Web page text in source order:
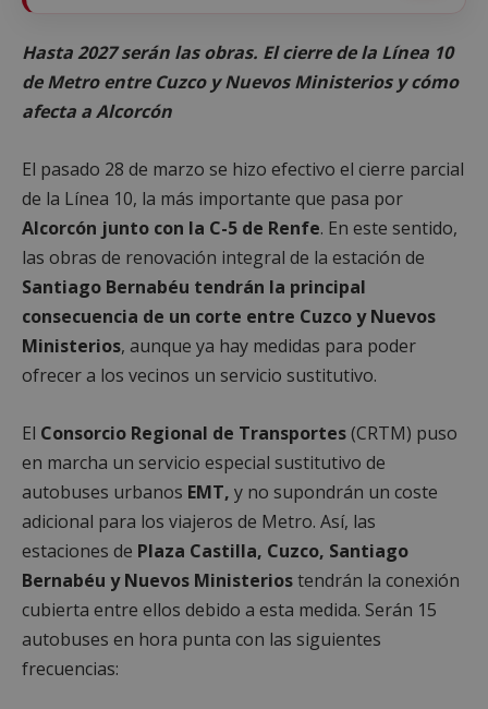
Hasta 2027 serán las obras. El cierre de la Línea 10
de Metro entre Cuzco y Nuevos Ministerios y cómo
afecta a Alcorcón
El pasado 28 de marzo se hizo efectivo el cierre parcial
de la Línea 10, la más importante que pasa por
Alcorcón junto con la C-5 de Renfe. En este sentido,
las obras de renovación integral de la estación de
Santiago Bernabéu tendrán la principal
consecuencia de un corte entre Cuzco y Nuevos
Ministerios, aunque ya hay medidas para poder
ofrecer a los vecinos un servicio sustitutivo.
El Consorcio Regional de Transportes(CRTM) puso
en marcha un servicio especial sustitutivo de
autobuses urbanos EMT, y no supondrán un coste
adicional para los viajeros de Metro. Así, las
estaciones de Plaza Castilla, Cuzco, Santiago
Bernabéu y Nuevos Ministeriostendrán la conexión
cubierta entre ellos debido a esta medida. Serán 15
autobuses en hora punta con las siguientes
frecuencias: